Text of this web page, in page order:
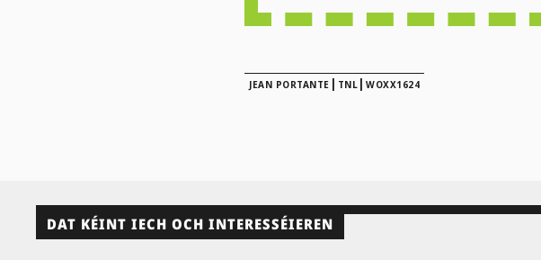
JEAN PORTANTE | TNL | WOXX1624
DAT KÉINT IECH OCH INTERESSÉIEREN